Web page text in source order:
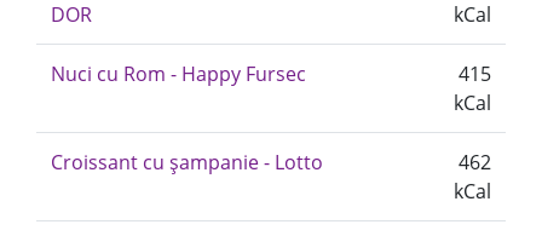
DOR
kCal
Nuci cu Rom - Happy Fursec
415
kCal
Croissant cu șampanie - Lotto
462
kCal